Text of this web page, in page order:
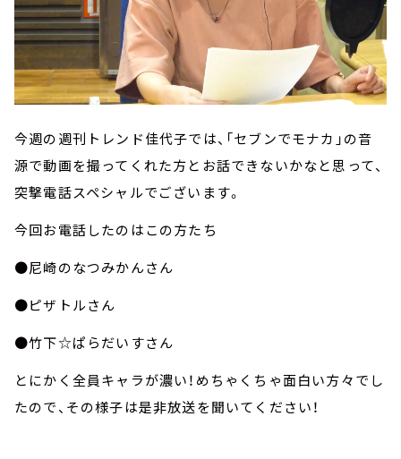
今週の週刊トレンド佳代子では、「セブンでモナカ」の音
源で動画を撮ってくれた方とお話できないかなと思って、
突撃電話スペシャルでございます。
今回お電話したのはこの方たち
●尼崎のなつみかんさん
●ピザトルさん
●竹下☆ぱらだいすさん
とにかく全員キャラが濃い！めちゃくちゃ面白い方々でし
たので、その様子は是非放送を聞いてください！